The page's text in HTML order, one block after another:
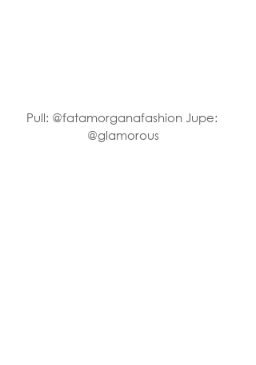
Pull: @fatamorganafashion Jupe:
@glamorous